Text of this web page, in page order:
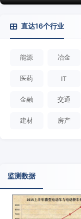
直达16个行业
能源 冶金
医药 IT
金融 交通
建材 房产
监测数据